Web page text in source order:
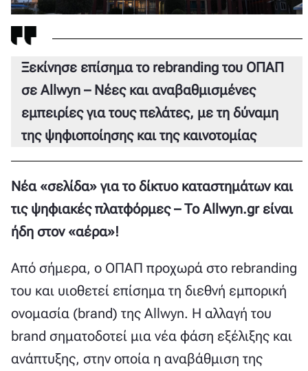
Ξεκίνησε επίσημα το rebranding του ΟΠΑΠ
σε Allwyn – Νέες και αναβαθμισμένες
εμπειρίες για τους πελάτες, με τη δύναμη
της ψηφιοποίησης και της καινοτομίας
Νέα «σελίδα» για το δίκτυο καταστημάτων και
τις ψηφιακές πλατφόρμες – Το Allwyn.gr είναι
ήδη στον «αέρα»!
Από σήμερα, ο ΟΠΑΠ προχωρά στο rebranding
του και υιοθετεί επίσημα τη διεθνή εμπορική
ονομασία (brand) της Allwyn. Η αλλαγή του
brand σηματοδοτεί μια νέα φάση εξέλιξης και
ανάπτυξης, στην οποία η αναβάθμιση της